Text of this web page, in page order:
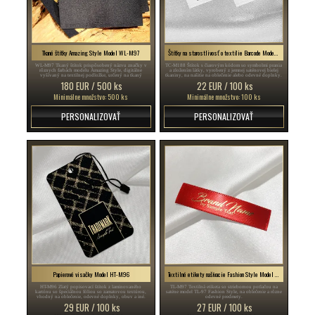
Tkané štítky Amazing Style Model WL-M97
WL-M97 Tkaný štítok prispôsobený názvu značky v
rôznych farbách modelu Amazing Style, digitálne
vyšívaný na textilnej podložke, určený na tkaný
odevný výrobok alebo akýkoľvek textilný výrobok.
180 EUR / 500 ks
Minimálne množstvo: 500 ks
PERSONALIZOVAŤ
TC-M188 Štítok s čiarovým kódom so symbolmi prania
a zložením látky, vyrobený z jemnej saténovej bielej
tkaniny, na našitie na oblečenie alebo odevné doplnky.
22 EUR / 100 ks
Minimálne množstvo: 100 ks
PERSONALIZOVAŤ
Papierové visačky Model HT-M96
HT-M96 Zlatý popisovací štítok z laminovaného
kartónu so špeciálnou fóliou so zamatovou textúrou,
vhodný na oblečenie, odevné doplnky, obuv a iné.
29 EUR / 100 ks
TL-M97 Textilná etiketa so striebornou potlačou na
saténe model TL-97 Fashion Style, na oblečenie a rôzne
odevné predmety.
27 EUR / 100 ks